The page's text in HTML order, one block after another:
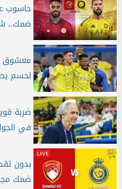
حاسوب
ضمك..
معشوق
لحسم
ضربة
في
بدون
ضمك